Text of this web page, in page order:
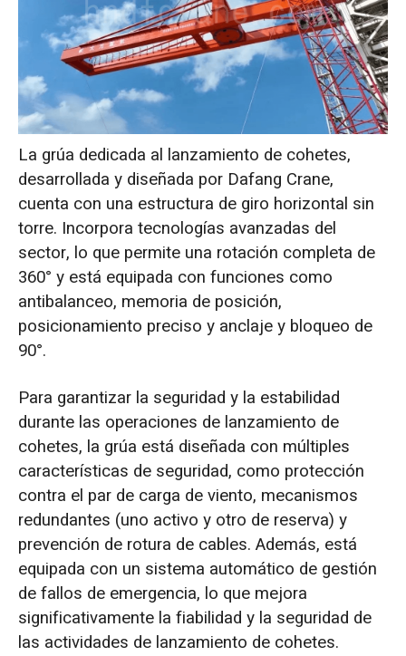
La grúa dedicada al lanzamiento de cohetes,
desarrollada y diseñada por Dafang Crane,
cuenta con una estructura de giro horizontal sin
torre. Incorpora tecnologías avanzadas del
sector, lo que permite una rotación completa de
360° y está equipada con funciones como
antibalanceo, memoria de posición,
posicionamiento preciso y anclaje y bloqueo de
90°.
Para garantizar la seguridad y la estabilidad
durante las operaciones de lanzamiento de
cohetes, la grúa está diseñada con múltiples
características de seguridad, como protección
contra el par de carga de viento, mecanismos
redundantes (uno activo y otro de reserva) y
prevención de rotura de cables. Además, está
equipada con un sistema automático de gestión
de fallos de emergencia, lo que mejora
significativamente la fiabilidad y la seguridad de
las actividades de lanzamiento de cohetes.